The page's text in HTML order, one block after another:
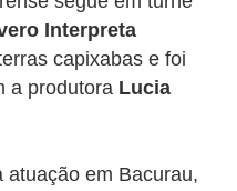
Interpreta
capixabas e foi
a produtora Lucia
atuação em Bacurau,